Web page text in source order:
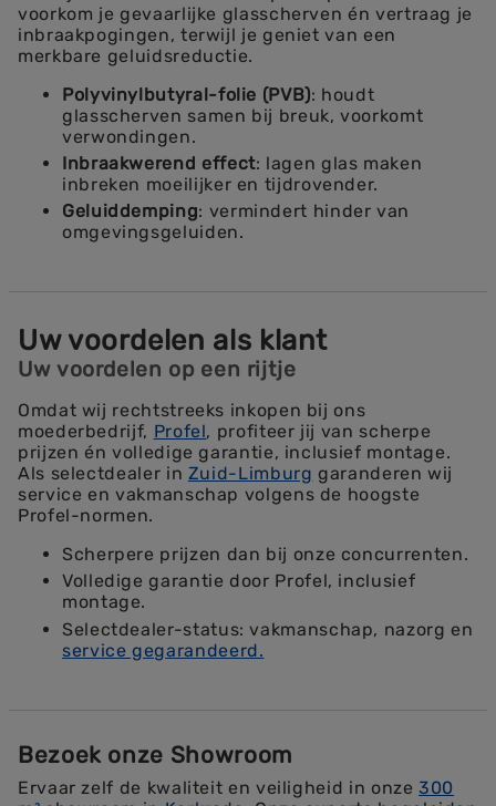
voorkom je gevaarlijke glasscherven én vertraag je
inbraakpogingen, terwijl je geniet van een
merkbare geluidsreductie.
Polyvinylbutyral-folie (PVB): houdt
glasscherven samen bij breuk, voorkomt
verwondingen.
Inbraakwerend effect: lagen glas maken
inbreken moeilijker en tijdrovender.
Geluiddemping: vermindert hinder van
omgevingsgeluiden.
Uw voordelen als klant
Uw voordelen op een rijtje
Omdat wij rechtstreeks inkopen bij ons
moederbedrijf, Profel, profiteer jij van scherpe
prijzen én volledige garantie, inclusief montage.
Als selectdealer in Zuid-Limburg garanderen wij
service en vakmanschap volgens de hoogste
Profel-normen.
Scherpere prijzen dan bij onze concurrenten.
Volledige garantie door Profel, inclusief
montage.
Selectdealer-status: vakmanschap, nazorg en
service gegarandeerd.
Bezoek onze Showroom
Ervaar zelf de kwaliteit en veiligheid in onze300